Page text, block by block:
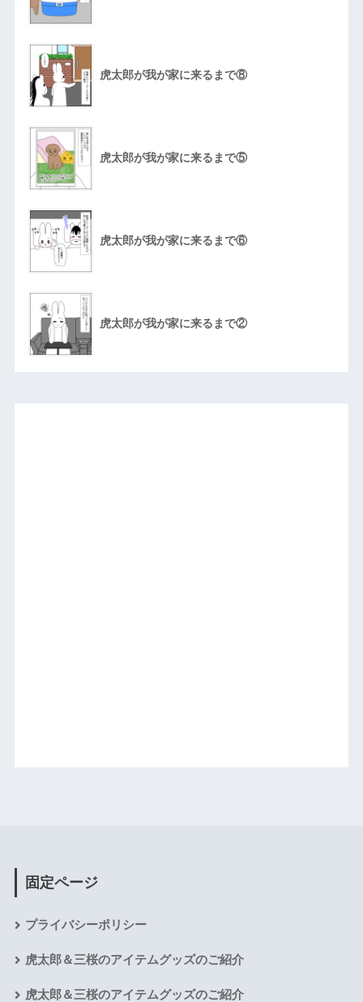
虎太郎が我が家に来るまで⑧
虎太郎が我が家に来るまで⑤
虎太郎が我が家に来るまで⑥
虎太郎が我が家に来るまで②
固定ページ
プライバシーポリシー
虎太郎＆三桜のアイテムグッズのご紹介
虎太郎＆三桜のアイテムグッズのご紹介